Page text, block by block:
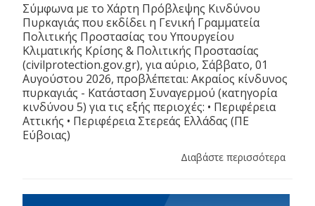
Σύμφωνα με το Χάρτη Πρόβλεψης Κινδύνου
Πυρκαγιάς που εκδίδει η Γενική Γραμματεία
Πολιτικής Προστασίας του Υπουργείου
Κλιματικής Κρίσης & Πολιτικής Προστασίας
(civilprotection.gov.gr), για αύριο, Σάββατο, 01
Αυγούστου 2026, προβλέπεται: Ακραίος κίνδυνος
πυρκαγιάς - Κατάσταση Συναγερμού (κατηγορία
κινδύνου 5) για τις εξής περιοχές: • Περιφέρεια
Αττικής • Περιφέρεια Στερεάς Ελλάδας (ΠΕ
Εύβοιας)
Διαβάστε περισσότερα